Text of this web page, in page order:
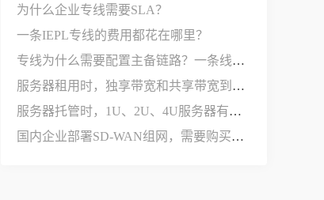
为什么企业专线需要SLA？
一条IEPL专线的费用都花在哪里？
专线为什么需要配置主备链路？一条线路不够用吗？
服务器租用时，独享带宽和共享带宽到底有什么区别？
服务器托管时，1U、2U、4U服务器有什么区别？
国内企业部署SD-WAN组网，需要购买哪些设备和服务？